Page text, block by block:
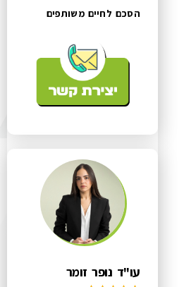
הסכם לחיים משותפים
עו"ד נופר זומר